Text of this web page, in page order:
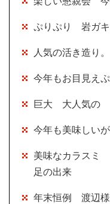
ぷりぷり 岩ガキ
人気の活き造り
今年もお目見え
巨大 大人気の
今年も美味しい
美味なカラスミ
足の出来
年末恒例 渡辺